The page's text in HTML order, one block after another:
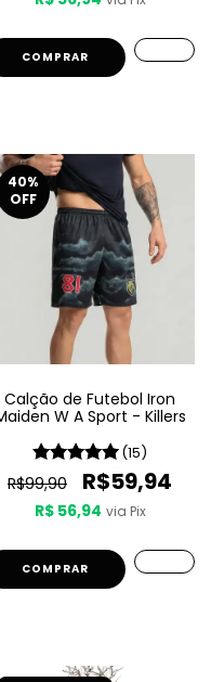
COMPRAR
40%
OFF
Calção de Futebol Iron
W A Sport - Killers
(15)
R$99,90 R$59,94
R$ 56,94 via Pix
COMPRAR